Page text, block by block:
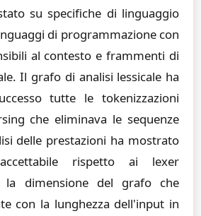
su specifiche di linguaggio
di programmazione con
al contesto e frammenti di
Il grafo di analisi lessicale ha
tutte le tokenizzazioni
che eliminava le sequenze
delle prestazioni ha mostrato
rispetto ai lexer
la dimensione del grafo che
con la lunghezza dell'input in